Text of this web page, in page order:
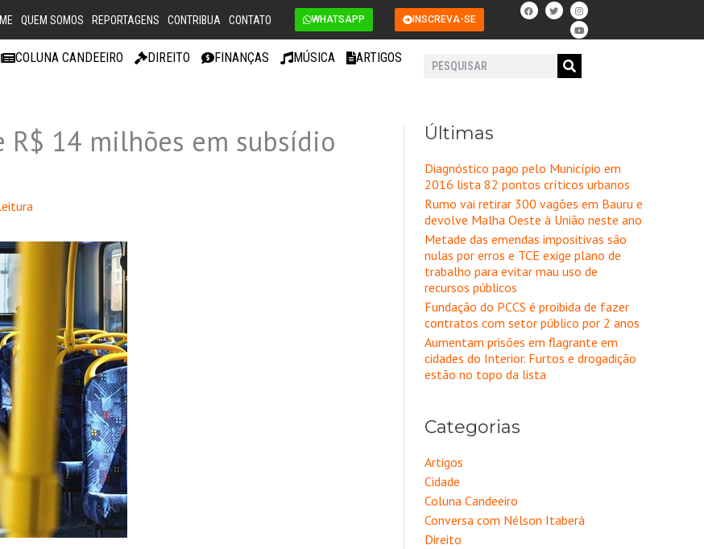
QUEM SOMOS REPORTAGENS CONTRIBUA CONTATO WHATSAPP INSCREVA-SE
F
a
c
b
T
w
i
t
I
n
s
t
a
r
Y
o
u
t
u
e
COLUNA CANDEEIRO DIREITO FINANÇAS MÚSICA ARTIGOS Pesquisar
R$ 14 milhões em subsídio
Últimas
Diagnóstico pago pelo Município em
2016 lista 82 pontos críticos urbanos
Rumo vai retirar 300 vagões em Bauru e
devolve Malha Oeste à União neste ano
Metade das emendas impositivas são
nulas por erros e TCE exige plano de
trabalho para evitar mau uso de
recursos públicos
Fundação do PCCS é proibida de fazer
contratos com setor público por 2 anos
Aumentam prisões em flagrante em
cidades do Interior. Furtos e drogadição
estão no topo da lista
Categorias
Artigos
Cidade
Coluna Candeeiro
Conversa com Nélson Itaberá
Direito